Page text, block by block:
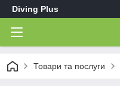
Diving Plus
Товари та послуги